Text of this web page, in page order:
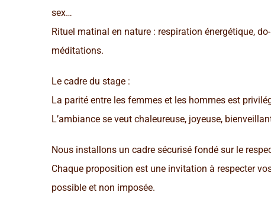
sex…
Rituel matinal en nature : respiration énergétique,
méditations.
Le cadre du stage :
La parité entre les femmes et les hommes est
L’ambiance se veut chaleureuse, joyeuse,
Nous installons un cadre sécurisé fondé sur le
Chaque proposition est une invitation à respecter
possible et non imposée.